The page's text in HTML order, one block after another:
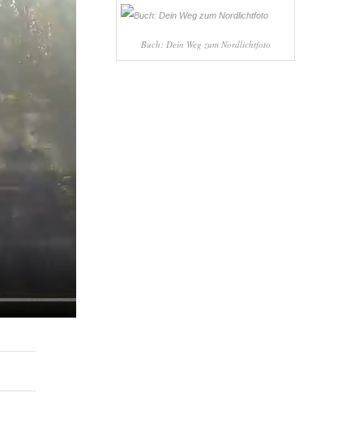
Buch: Dein Weg zum Nordlichtfoto